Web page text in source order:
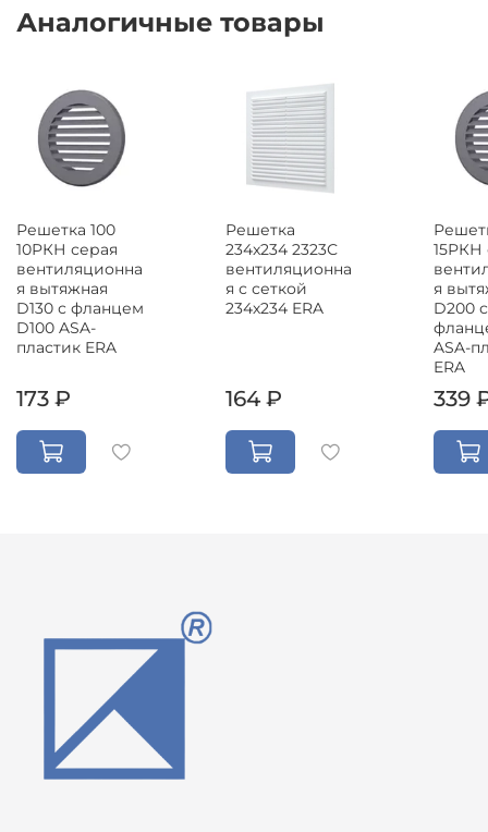
Аналогичные товары
Решетка 100
10РКН серая
вентиляционна
я вытяжная
D130 с фланцем
D100 ASA-
пластик ERA
173 ₽
Решетка
234x234 2323С
вентиляционна
я с сеткой
234х234 ERA
164 ₽
15РКН
я
D200 с
ASA-
ERA
339